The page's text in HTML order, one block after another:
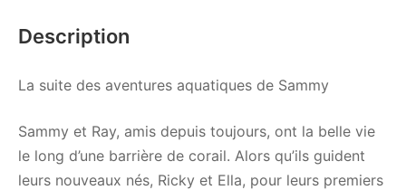
Description
La suite des aventures aquatiques de Sammy
Sammy et Ray, amis depuis toujours, ont la belle vie
le long d’une barrière de corail. Alors qu’ils guident
leurs nouveaux nés, Ricky et Ella, pour leurs premiers